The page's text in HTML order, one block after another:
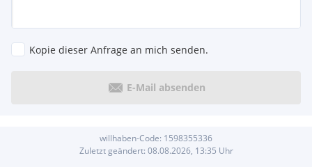
Kopie dieser Anfrage an mich senden.
E-Mail absenden
willhaben-Code: 1598355336
Zuletzt geändert: 08.08.2026, 13:35 Uhr